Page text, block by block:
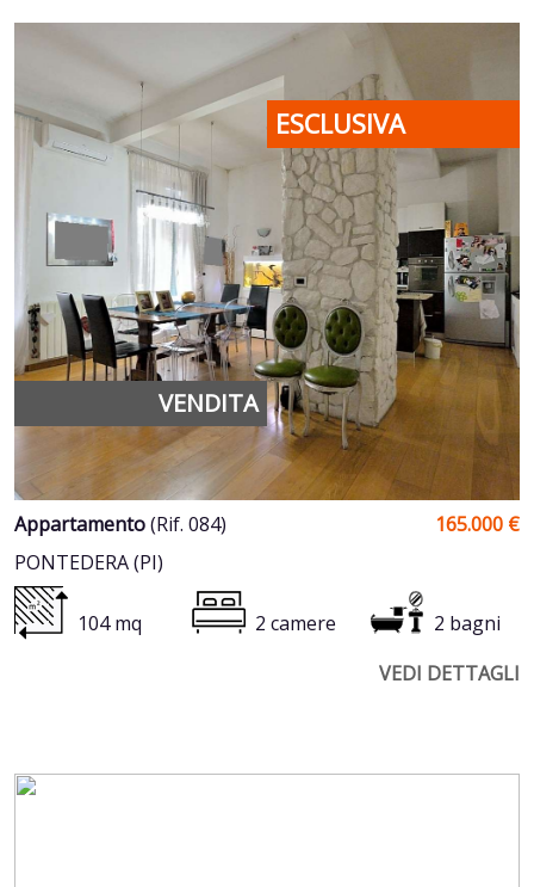
ESCLUSIVA
VENDITA
Appartamento(Rif. 084)
165.000 €
PONTEDERA (PI)
104 mq 2 camere
2 bagni
VEDI DETTAGLI